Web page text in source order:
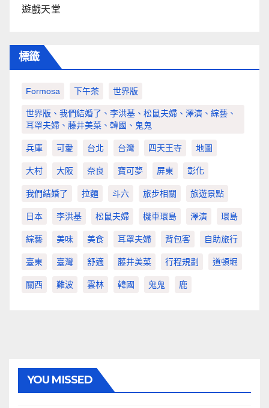
遊戲天堂
標籤
Formosa 下午茶 世界版
世界版、我們結婚了、李洪基、松鼠夫婦、澤演、綜藝、
耳罩夫婦、藤井美菜、韓國、鬼鬼
兵庫 可愛 台北 台灣 四天王寺 地圖
大村 大阪 奈良 寶可夢 屏東 彰化
我們結婚了 拉麵 斗六 旅步相關 旅遊景點
日本 李洪基 松鼠夫婦 機車環島 澤演 環島
綜藝 美味 美食 耳罩夫婦 背包客 自助旅行
臺東 臺灣 舒適 藤井美菜 行程規劃 道頓堀
關西 難波 雲林 韓國 鬼鬼 鹿
YOU MISSED